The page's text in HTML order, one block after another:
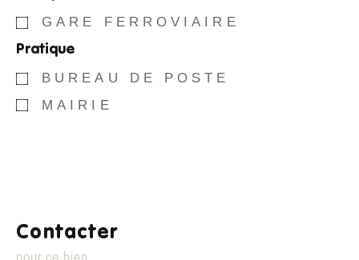
GARE FERROVIAIRE
Pratique
BUREAU DE POSTE
MAIRIE
Contacter